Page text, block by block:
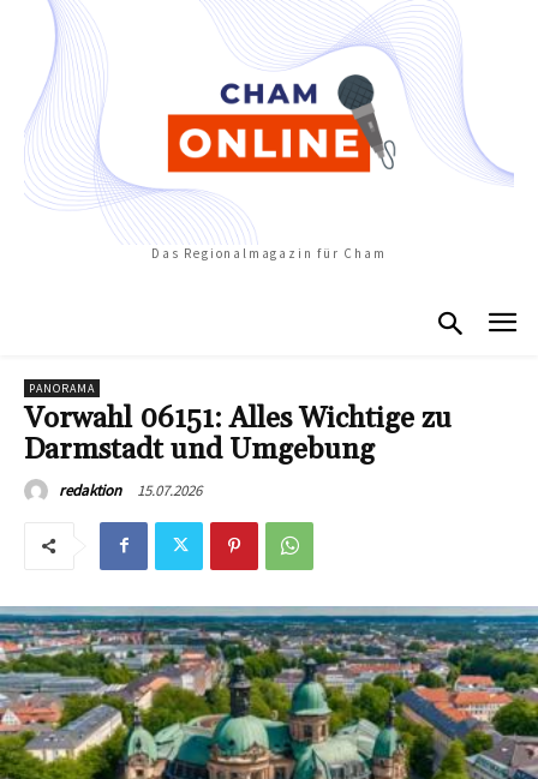
Das Regionalmagazin für Cham
PANORAMA
Vorwahl 06151: Alles Wichtige zu
Darmstadt und Umgebung
redaktion 15.07.2026